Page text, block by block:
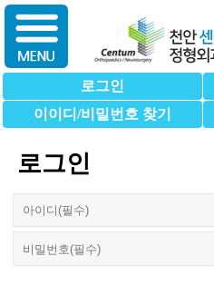
로그인
이이디/비밀번호 찾기
로그인